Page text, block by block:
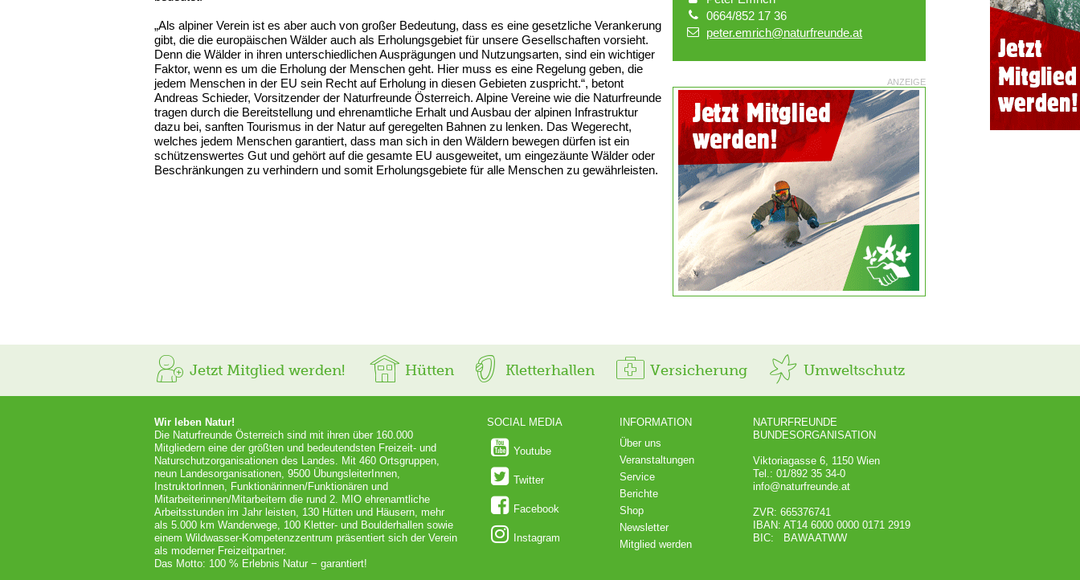
„Als alpiner Verein ist es aber auch von großer Bedeutung, dass es eine gesetzliche Verankerung
gibt, die die europäischen Wälder auch als Erholungsgebiet für unsere Gesellschaften vorsieht.
Denn die Wälder in ihren unterschiedlichen Ausprägungen und Nutzungsarten, sind ein wichtiger
Faktor, wenn es um die Erholung der Menschen geht. Hier muss es eine Regelung geben, die
jedem Menschen in der EU sein Recht auf Erholung in diesen Gebieten zuspricht.“, betont
Andreas Schieder, Vorsitzender der Naturfreunde Österreich. Alpine Vereine wie die Naturfreunde
tragen durch die Bereitstellung und ehrenamtliche Erhalt und Ausbau der alpinen Infrastruktur
dazu bei, sanften Tourismus in der Natur auf geregelten Bahnen zu lenken. Das Wegerecht,
welches jedem Menschen garantiert, dass man sich in den Wäldern bewegen dürfen ist ein
schützenswertes Gut und gehört auf die gesamte EU ausgeweitet, um eingezäunte Wälder oder
Beschränkungen zu verhindern und somit Erholungsgebiete für alle Menschen zu gewährleisten.
0664/852 17 36
peter.emrich@naturfreunde.at
ANZEIGE
Jetzt Mitglied werden! Hütten Kletterhallen Versicherung Umweltschutz
Wir leben Natur!
Die Naturfreunde Österreich sind mit ihren über 160.000
Mitgliedern eine der größten und bedeutendsten Freizeit- und
Naturschutzorganisationen des Landes. Mit 460 Ortsgruppen,
neun Landesorganisationen, 9500 ÜbungsleiterInnen,
InstruktorInnen, Funktionärinnen/Funktionären und
Mitarbeiterinnen/Mitarbeitern die rund 2. MIO ehrenamtliche
Arbeitsstunden im Jahr leisten, 130 Hütten und Häusern, mehr
als 5.000 km Wanderwege, 100 Kletter- und Boulderhallen sowie
einem Wildwasser-Kompetenzzentrum präsentiert sich der Verein
als moderner Freizeitpartner.
Das Motto: 100 % Erlebnis Natur − garantiert!
SOCIAL MEDIA
Youtube
Twitter
Facebook
Instagram
INFORMATION
Über uns
Veranstaltungen
Service
Berichte
Shop
Newsletter
Mitglied werden
NATURFREUNDE
BUNDESORGANISATION
Viktoriagasse 6, 1150 Wien
Tel.: 01/892 35 34-0
info@naturfreunde.at
ZVR: 665376741
IBAN: AT14 6000 0000 0171 2919
BIC: BAWAATWW